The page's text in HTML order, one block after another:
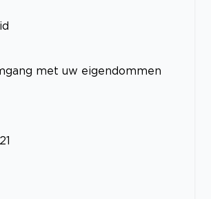
met uw eigendommen